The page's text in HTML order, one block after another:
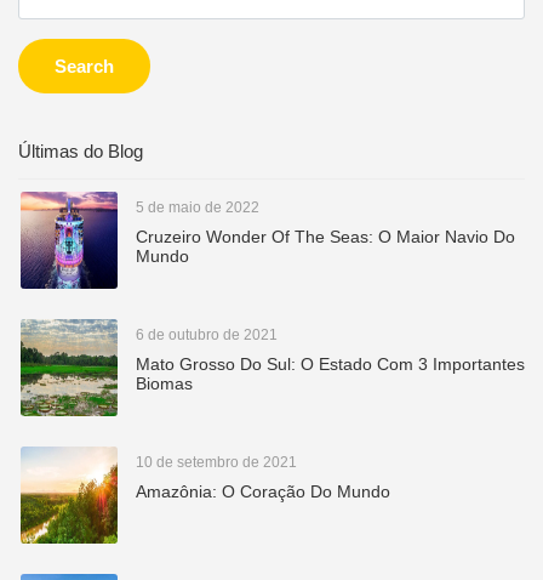
Search
Últimas do Blog
5 de maio de 2022
Cruzeiro Wonder Of The Seas: O Maior Navio Do
Mundo
6 de outubro de 2021
Mato Grosso Do Sul: O Estado Com 3 Importantes
Biomas
10 de setembro de 2021
Amazônia: O Coração Do Mundo